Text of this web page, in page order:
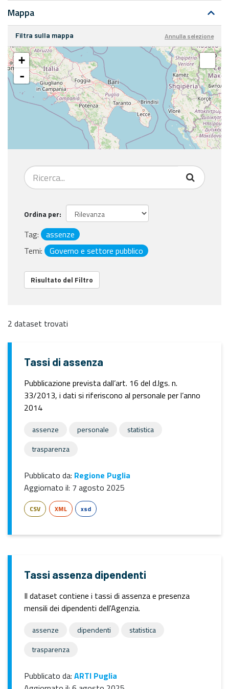
Mappa
Filtra sulla mappa Annulla selezione
+
-
Ordina per
Tag:
assenze
Temi:
Governo e settore pubblico
Risultato del Filtro
2 dataset trovati
Tassi di assenza
Pubblicazione prevista dall’art. 16 del d.lgs. n.
33/2013, i dati si riferiscono al personale per l’anno
2014
assenze personale
statistica
trasparenza
Pubblicato da: Regione Puglia
Aggiornato il: 7 agosto 2025
CSV XML xsd
Tassi assenza dipendenti
Il dataset contiene i tassi di assenza e presenza
mensili dei dipendenti dell'Agenzia.
assenze dipendenti
statistica
trasparenza
Pubblicato da: ARTI Puglia